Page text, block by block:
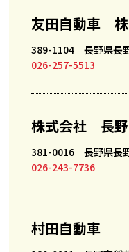
友田自動車
389-1104 長野県長
026-257-5513
株式会社 長野
381-0016 長野県長
026-243-7736
村田自動車